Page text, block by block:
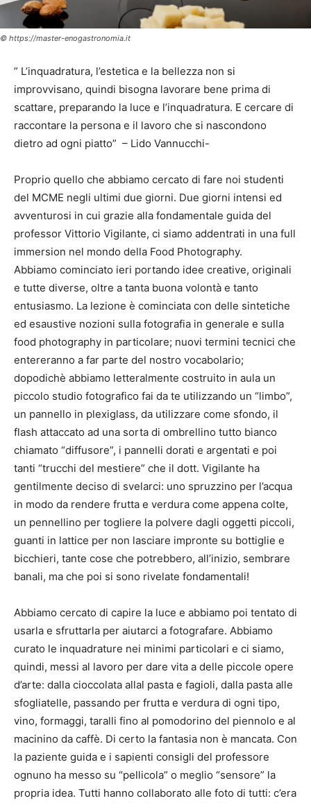
© https://master-enogastronomia.it
” L’inquadratura, l’estetica e la bellezza non si
improvvisano, quindi bisogna lavorare bene prima di
scattare, preparando la luce e l’inquadratura. E cercare di
raccontare la persona e il lavoro che si nascondono
dietro ad ogni piatto” – Lido Vannucchi-
Proprio quello che abbiamo cercato di fare noi studenti
del MCME negli ultimi due giorni. Due giorni intensi ed
avventurosi in cui grazie alla fondamentale guida del
professor Vittorio Vigilante, ci siamo addentrati in una full
immersion nel mondo della Food Photography.
Abbiamo cominciato ieri portando idee creative, originali
e tutte diverse, oltre a tanta buona volontà e tanto
entusiasmo. La lezione è cominciata con delle sintetiche
ed esaustive nozioni sulla fotografia in generale e sulla
food photography in particolare; nuovi termini tecnici che
entereranno a far parte del nostro vocabolario;
dopodichè abbiamo letteralmente costruito in aula un
piccolo studio fotografico fai da te utilizzando un “limbo”,
un pannello in plexiglass, da utilizzare come sfondo, il
flash attaccato ad una sorta di ombrellino tutto bianco
chiamato “diffusore”, i pannelli dorati e argentati e poi
tanti “trucchi del mestiere” che il dott. Vigilante ha
gentilmente deciso di svelarci: uno spruzzino per l’acqua
in modo da rendere frutta e verdura come appena colte,
un pennellino per togliere la polvere dagli oggetti piccoli,
guanti in lattice per non lasciare impronte su bottiglie e
bicchieri, tante cose che potrebbero, all’inizio, sembrare
banali, ma che poi si sono rivelate fondamentali!
Abbiamo cercato di capire la luce e abbiamo poi tentato di
usarla e sfruttarla per aiutarci a fotografare. Abbiamo
curato le inquadrature nei minimi particolari e ci siamo,
quindi, messi al lavoro per dare vita a delle piccole opere
d’arte: dalla cioccolata allal pasta e fagioli, dalla pasta alle
sfogliatelle, passando per frutta e verdura di ogni tipo,
vino, formaggi, taralli fino al pomodorino del piennolo e al
macinino da caffè. Di certo la fantasia non è mancata. Con
la paziente guida e i sapienti consigli del professore
ognuno ha messo su “pellicola” o meglio “sensore” la
propria idea. Tutti hanno collaborato alle foto di tutti: c’era